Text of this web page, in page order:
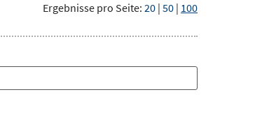
Ergebnisse pro Seite: 20 | 50 | 100